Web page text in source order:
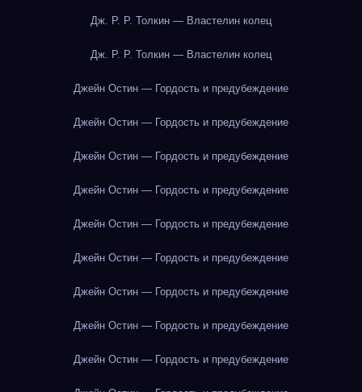
Дж. Р. Р. Толкин — Властелин колец
Дж. Р. Р. Толкин — Властелин колец
Джейн Остин — Гордость и предубеждение
Джейн Остин — Гордость и предубеждение
Джейн Остин — Гордость и предубеждение
Джейн Остин — Гордость и предубеждение
Джейн Остин — Гордость и предубеждение
Джейн Остин — Гордость и предубеждение
Джейн Остин — Гордость и предубеждение
Джейн Остин — Гордость и предубеждение
Джейн Остин — Гордость и предубеждение